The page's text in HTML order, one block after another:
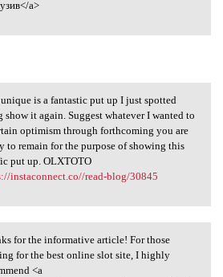
a>
is a fantastic
is a fantastic put up I just spotted
show it again. Suggest whatever I wanted to
optimism through forthcoming you are
to remain for the purpose of showing this
put up. OLXTOTO
instaconnect.co//read-blog/30845
for the informative
for the informative article! For those
for the best online slot site, I highly
<a